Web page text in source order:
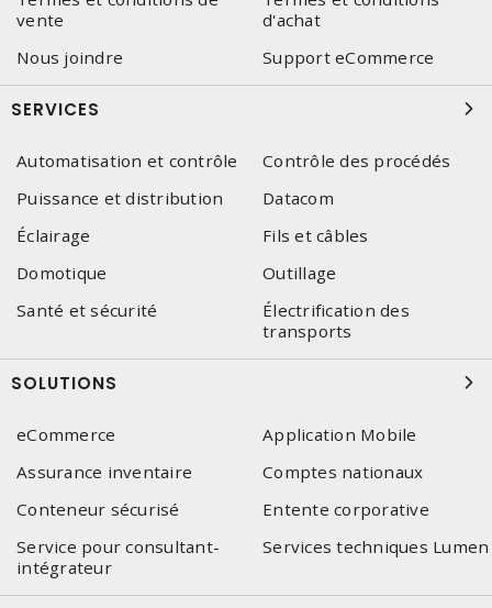
vente
d'achat
Nous joindre
Support eCommerce
SERVICES
Automatisation et contrôle
Contrôle des procédés
Puissance et distribution
Datacom
Éclairage
Fils et câbles
Domotique
Outillage
Santé et sécurité
Électrification des
transports
SOLUTIONS
eCommerce
Application Mobile
Assurance inventaire
Comptes nationaux
Conteneur sécurisé
Entente corporative
Service pour consultant-
intégrateur
Services techniques Lumen